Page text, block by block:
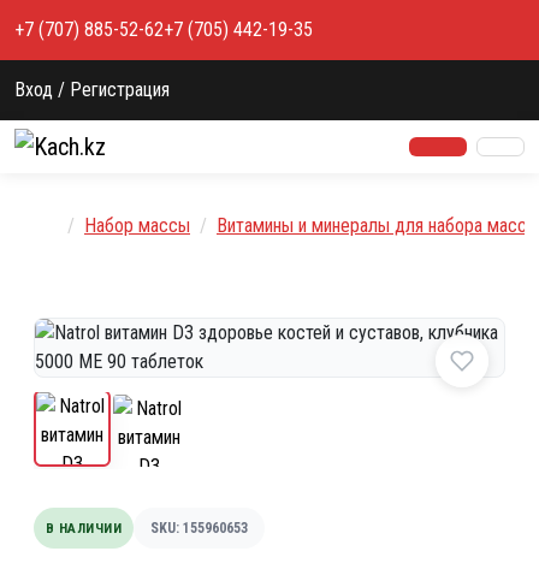
+7 (707) 885-52-62+7 (705) 442-19-35
Вход / Регистрация
Главная
Набор массы Витамины и минералы для набора массы
В НАЛИЧИИ SKU: 155960653